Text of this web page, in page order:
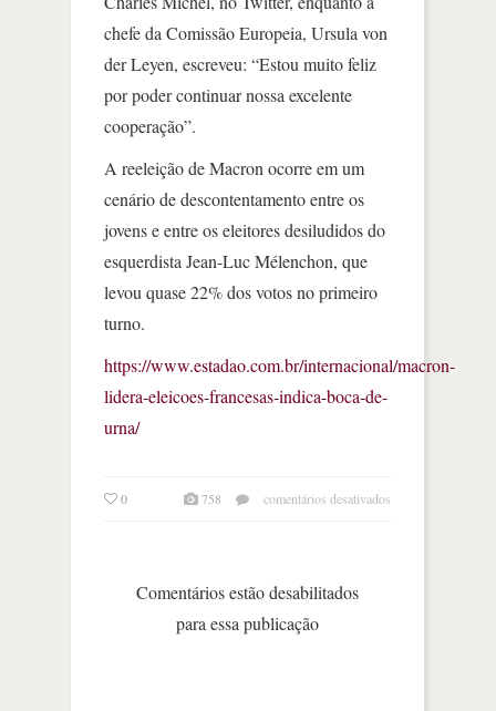
chefe da Comissão Europeia, Ursula von
der Leyen, escreveu: “Estou muito feliz
por poder continuar nossa excelente
cooperação”.
A reeleição de Macron ocorre em um
cenário de descontentamento entre os
jovens e entre os eleitores desiludidos do
esquerdista Jean-Luc Mélenchon, que
levou quase 22% dos votos no primeiro
turno.
https://www.estadao.com.br/internacional/macron-
lidera-eleicoes-francesas-indica-boca-de-
urna/
0 758 comentários desativados
Comentários estão desabilitados
para essa publicação